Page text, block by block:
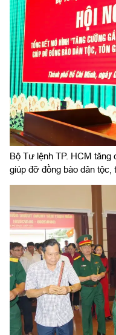
Bộ Tư lệnh TP. HCM tăng
giúp đỡ đồng bào dân tộc,